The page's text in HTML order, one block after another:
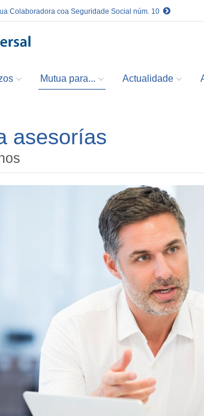
Colaboradora coa Seguridade Social núm. 10
Mutua para... Actualidade
asesorías